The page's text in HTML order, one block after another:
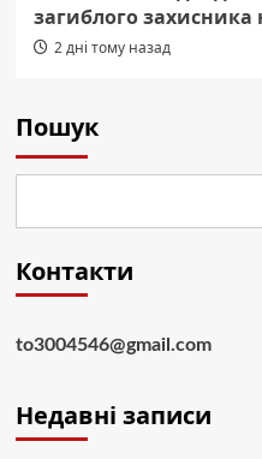
загиблого захисника
2 дні тому назад
Пошук
Контакти
to3004546@gmail.com
Недавні записи